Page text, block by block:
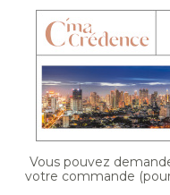
Vous pouvez
votre commande